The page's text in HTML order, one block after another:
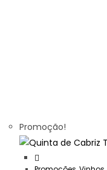
Promoção!